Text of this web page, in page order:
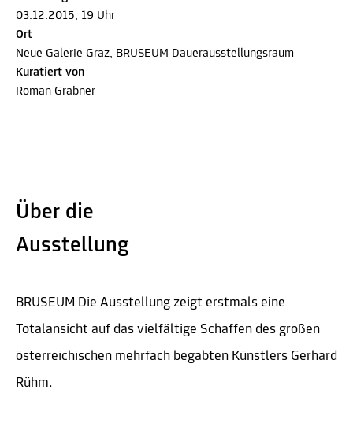
03.12.2015, 19 Uhr
Ort
Neue Galerie Graz, BRUSEUM Dauerausstellungsraum
Kuratiert von
Roman Grabner
Über die
Ausstellung
BRUSEUM Die Ausstellung zeigt erstmals eine
Totalansicht auf das vielfältige Schaffen des großen
österreichischen mehrfach begabten Künstlers Gerhard
Rühm.